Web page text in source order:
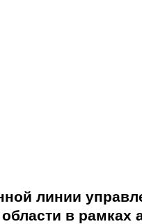
линии
в рамках